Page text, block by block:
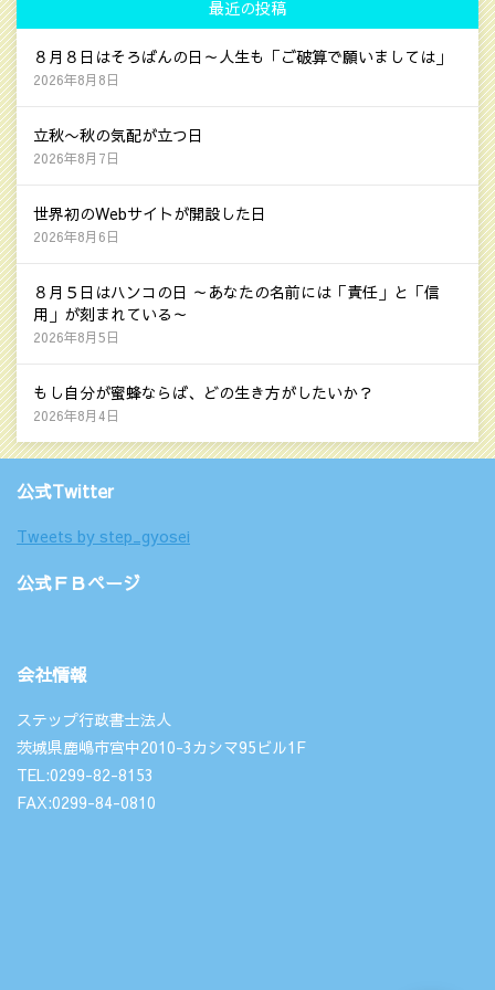
最近の投稿
８月８日はそろばんの日～人生も「ご破算で願いましては」
2026年8月8日
立秋〜秋の気配が立つ日
2026年8月7日
世界初のWebサイトが開設した日
2026年8月6日
８月５日はハンコの日 ～あなたの名前には「責任」と「信
用」が刻まれている～
2026年8月5日
もし自分が蜜蜂ならば、どの生き方がしたいか？
2026年8月4日
公式Twitter
Tweets by step_gyosei
公式ＦＢページ
会社情報
ステップ行政書士法人
茨城県鹿嶋市宮中2010-3カシマ95ビル1F
TEL:0299-82-8153
FAX:0299-84-0810